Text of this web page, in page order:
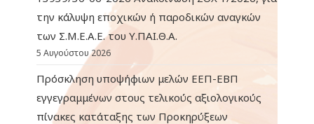
την κάλυψη εποχικών ή παροδικών αναγκών
των Σ.Μ.Ε.Α.Ε. του Υ.ΠΑΙ.Θ.Α.
5 Αυγούστου 2026
Πρόσκληση υποψήφιων μελών ΕΕΠ-ΕΒΠ
εγγεγραμμένων στους τελικούς αξιολογικούς
πίνακες κατάταξης των Προκηρύξεων